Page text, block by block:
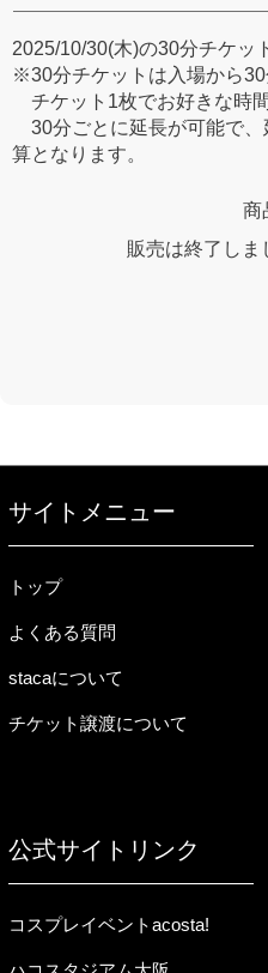
2025/10/30(木)の30分チケッ
※30分チケットは入場から30
チケット1枚でお好きな時
30分ごとに延長が可能で、
算となります。
商
販売は終了しま
サイトメニュー
トップ
よくある質問
stacaについて
チケット譲渡について
公式サイトリンク
コスプレイベントacosta!